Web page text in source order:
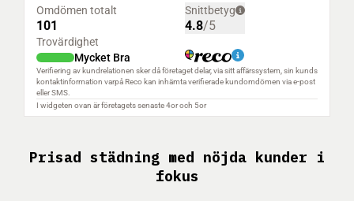
Prisad städning med nöjda kunder i
fokus